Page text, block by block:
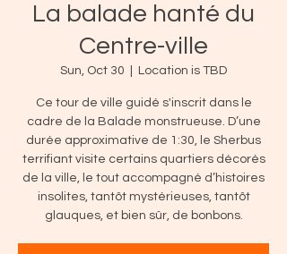
La balade hanté du
Centre-ville
Sun, Oct 30 Location is TBD
Ce tour de ville guidé s'inscrit dans le
cadre de la Balade monstrueuse. D’une
durée approximative de 1:30, le Sherbus
terrifiant visite certains quartiers décorés
de la ville, le tout accompagné d’histoires
insolites, tantôt mystérieuses, tantôt
glauques, et bien sûr, de bonbons.